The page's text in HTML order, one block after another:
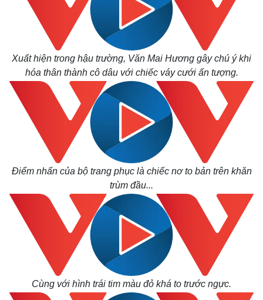
Thế giới
Multimedia
Xuất hiện trong hậu trường, Văn Mai Hương gây chú ý khi
hóa thân thành cô dâu với chiếc váy cưới ấn tượng.
Điểm nhấn của bộ trang phục là chiếc nơ to bản trên khăn
trùm đầu...
Cùng với hình trái tim màu đỏ khá to trước ngực.